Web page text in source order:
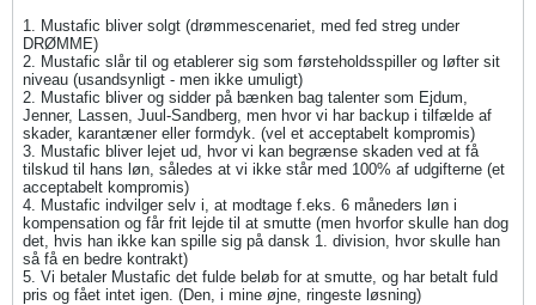
1. Mustafic bliver solgt (drømmescenariet, med fed streg under
DRØMME)
2. Mustafic slår til og etablerer sig som førsteholdsspiller og løfter sit
niveau (usandsynligt - men ikke umuligt)
2. Mustafic bliver og sidder på bænken bag talenter som Ejdum,
Jenner, Lassen, Juul-Sandberg, men hvor vi har backup i tilfælde af
skader, karantæner eller formdyk. (vel et acceptabelt kompromis)
3. Mustafic bliver lejet ud, hvor vi kan begrænse skaden ved at få
tilskud til hans løn, således at vi ikke står med 100% af udgifterne (et
acceptabelt kompromis)
4. Mustafic indvilger selv i, at modtage f.eks. 6 måneders løn i
kompensation og får frit lejde til at smutte (men hvorfor skulle han dog
det, hvis han ikke kan spille sig på dansk 1. division, hvor skulle han
så få en bedre kontrakt)
5. Vi betaler Mustafic det fulde beløb for at smutte, og har betalt fuld
pris og fået intet igen. (Den, i mine øjne, ringeste løsning)